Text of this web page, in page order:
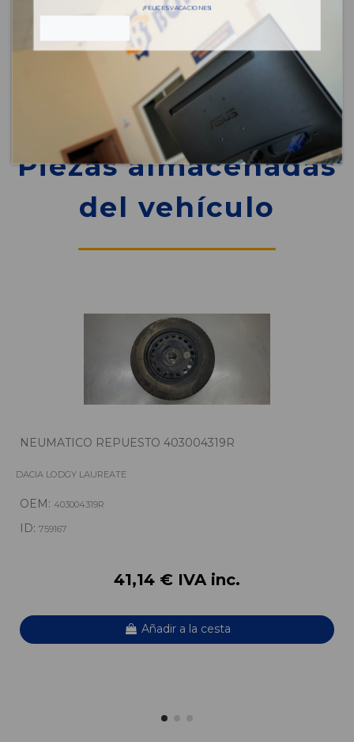
Piezas almacenadas
del vehículo
NEUMATICO REPUESTO 403004319R
DACIA LODGY LAUREATE
OEM: 403004319R
ID: 759167
41,14 € IVA inc.
Añadir a la cesta
¡FELICES VACACIONES!